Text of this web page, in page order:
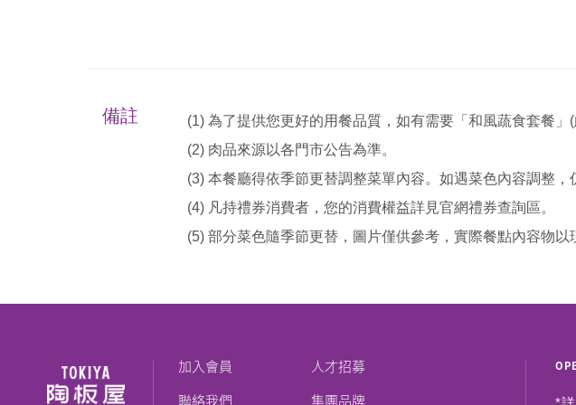
備註
(1) 為了提供您更好的用餐品質，如有需要「和風蔬食套餐
(2) 肉品來源以各門市公告為準。
(3) 本餐廳得依季節更替調整菜單內容。如遇菜色內容調整，
(4) 凡持禮券消費者，您的消費權益詳見官網禮券查詢區。
(5) 部分菜色隨季節更替，圖片僅供參考，實際餐點內容物以
加入會員
人才招募
聯絡我們
集團品牌